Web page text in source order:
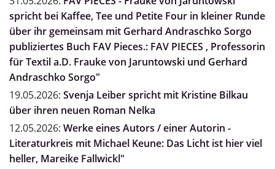
spricht bei Kaffee, Tee und Petite Four in kleiner Runde
über ihr gemeinsam mit Gerhard Andraschko Sorgo
publiziertes Buch FAV Pieces.: FAV PIECES , Professorin
für Textil a.D. Frauke von Jaruntowski und Gerhard
Andraschko Sorgo"
19.05.2026: Svenja Leiber spricht mit Kristine Bilkau
über ihren neuen Roman Nelka
12.05.2026: Werke eines Autors / einer Autorin -
Literaturkreis mit Michael Keune: Das Licht ist hier viel
heller, Mareike Fallwickl"